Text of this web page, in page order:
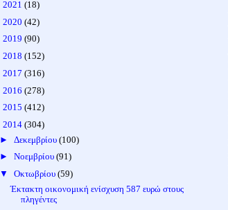
2021 (18)
2020 (42)
2019 (90)
2018 (152)
2017 (316)
2016 (278)
2015 (412)
2014 (304)
► Δεκεμβρίου (100)
► Νοεμβρίου (91)
▼ Οκτωβρίου (59)
Έκτακτη οικονομική ενίσχυση 587 ευρώ στους
πληγέντες